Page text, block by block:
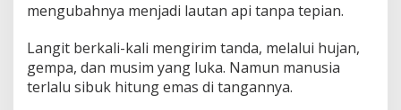
mengubahnya menjadi lautan api tanpa tepian.
Langit berkali-kali mengirim tanda, melalui hujan,
gempa, dan musim yang luka. Namun manusia
terlalu sibuk hitung emas di tangannya.